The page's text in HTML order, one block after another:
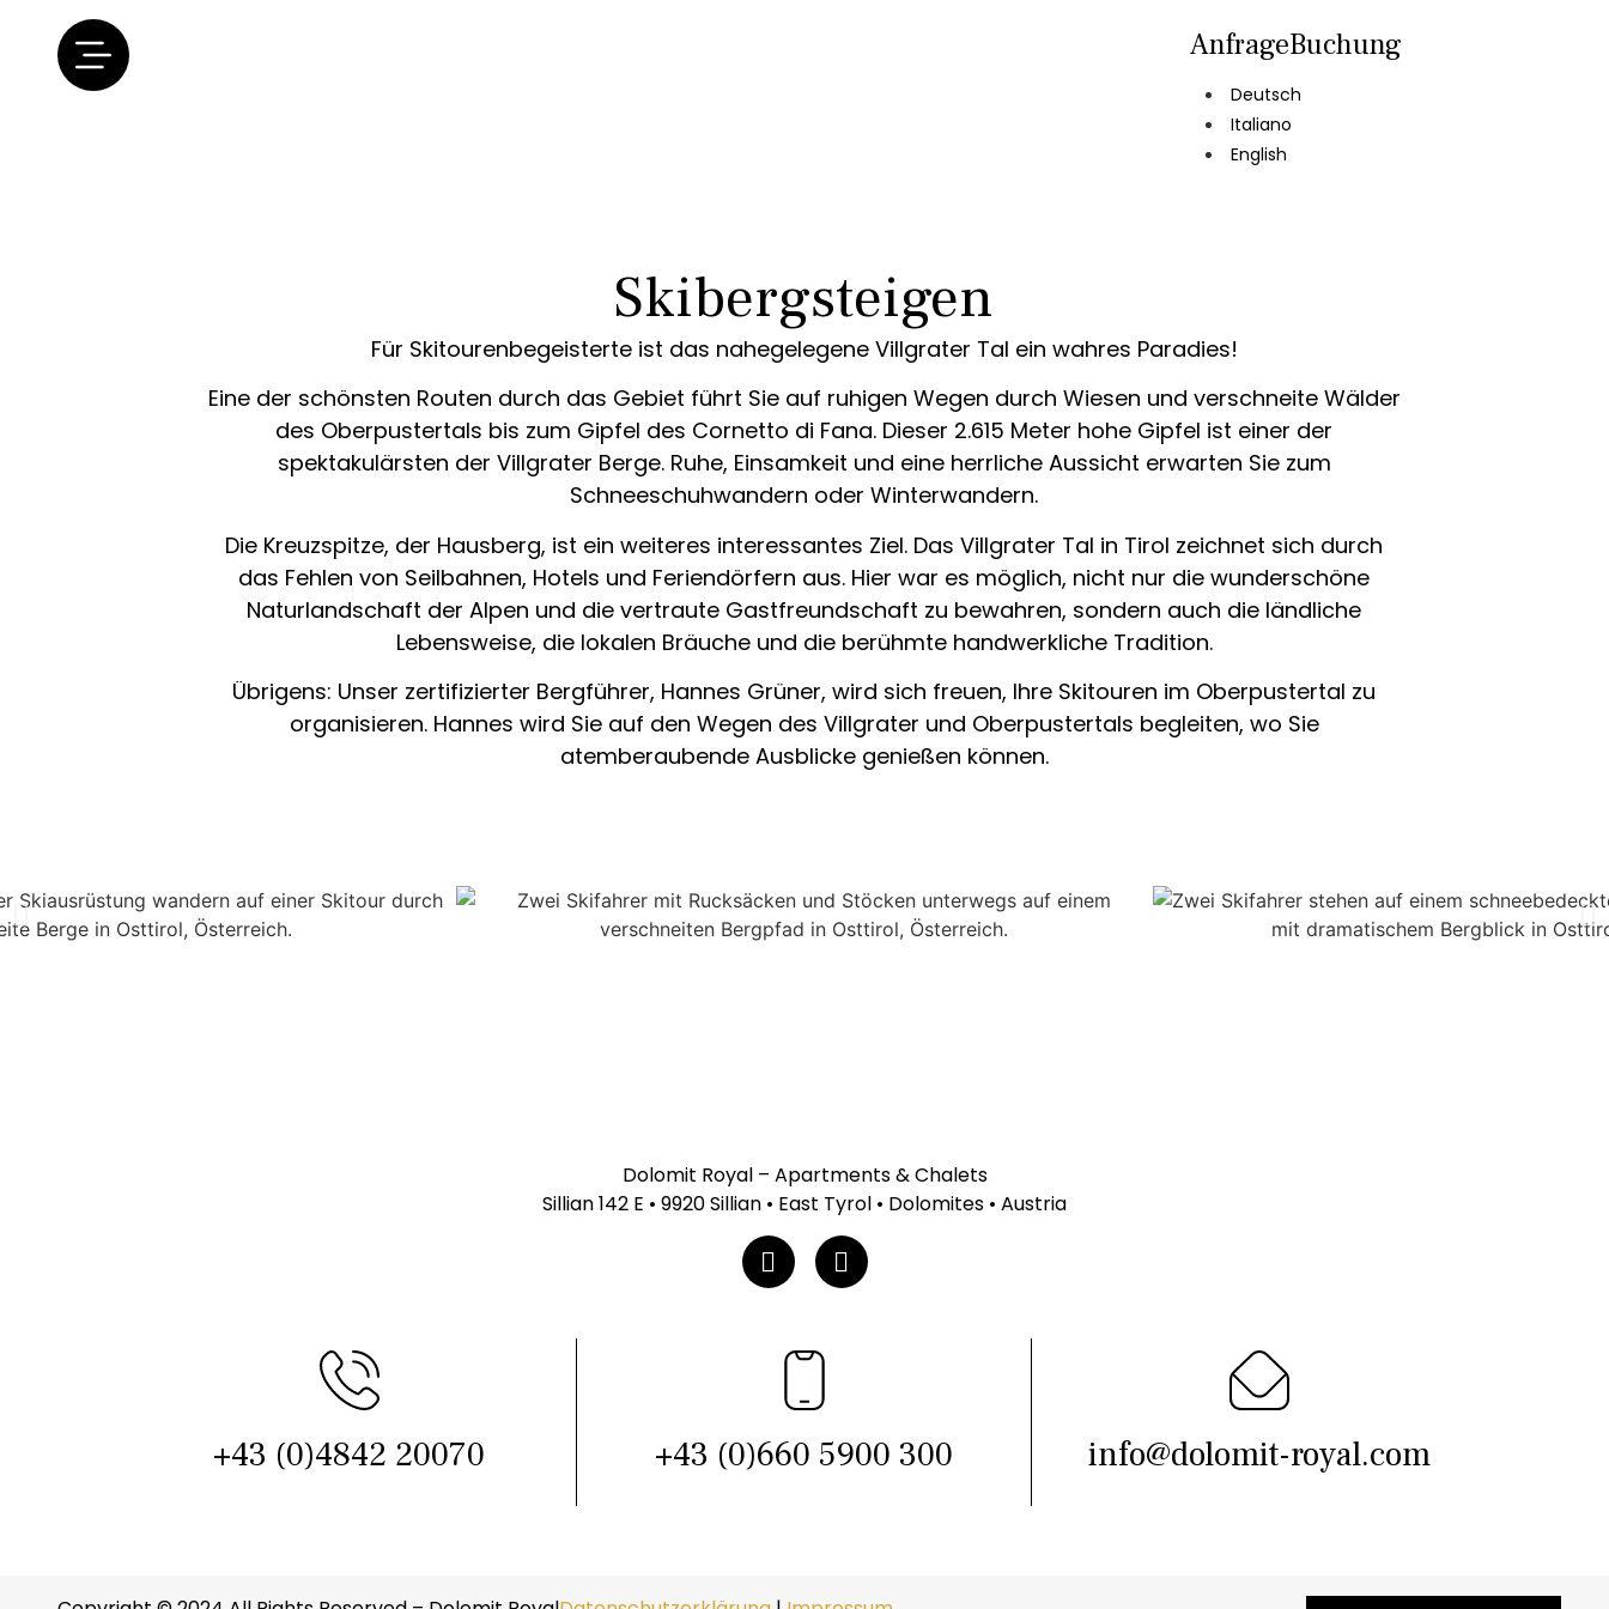
AnfrageBuchung
Deutsch
Italiano
English
Skibergsteigen
Für Skitourenbegeisterte ist das nahegelegene Villgrater Tal ein wahres Paradies!
Eine der schönsten Routen durch das Gebiet führt Sie auf ruhigen Wegen durch Wiesen und verschneite Wälder
des Oberpustertals bis zum Gipfel des Cornetto di Fana. Dieser 2.615 Meter hohe Gipfel ist einer der
spektakulärsten der Villgrater Berge. Ruhe, Einsamkeit und eine herrliche Aussicht erwarten Sie zum
Schneeschuhwandern oder Winterwandern.
Die Kreuzspitze, der Hausberg, ist ein weiteres interessantes Ziel. Das Villgrater Tal in Tirol zeichnet sich durch
das Fehlen von Seilbahnen, Hotels und Feriendörfern aus. Hier war es möglich, nicht nur die wunderschöne
Naturlandschaft der Alpen und die vertraute Gastfreundschaft zu bewahren, sondern auch die ländliche
Lebensweise, die lokalen Bräuche und die berühmte handwerkliche Tradition.
Übrigens: Unser zertifizierter Bergführer, Hannes Grüner, wird sich freuen, Ihre Skitouren im Oberpustertal zu
organisieren. Hannes wird Sie auf den Wegen des Villgrater und Oberpustertals begleiten, wo Sie
atemberaubende Ausblicke genießen können.
Dolomit Royal – Apartments & Chalets
Sillian 142 E • 9920 Sillian • East Tyrol • Dolomites • Austria
+43 (0)4842 20070 +43 (0)660 5900 300 info@dolomit-royal.com